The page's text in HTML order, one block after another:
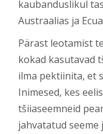
kaubanduslikul
Austraalias ja
Pärast leotamist
kokad kasutavad
ilma pektiinita, et
Inimesed, kes
tšiiaseemneid
jahvatatud seeme